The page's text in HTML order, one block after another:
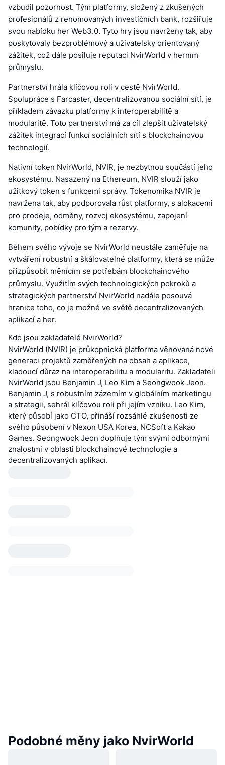
vzbudil pozornost. Tým platformy, složený z zkušených
profesionálů z renomovaných investičních bank, rozšiřuje
svou nabídku her Web3.0. Tyto hry jsou navrženy tak, aby
poskytovaly bezproblémový a uživatelsky orientovaný
zážitek, což dále posiluje reputaci NvirWorld v herním
průmyslu.
Partnerství hrála klíčovou roli v cestě NvirWorld.
Spolupráce s Farcaster, decentralizovanou sociální sítí, je
příkladem závazku platformy k interoperabilitě a
modularitě. Toto partnerství má za cíl zlepšit uživatelský
zážitek integrací funkcí sociálních sítí s blockchainovou
technologií.
Nativní token NvirWorld, NVIR, je nezbytnou součástí jeho
ekosystému. Nasazený na Ethereum, NVIR slouží jako
užitkový token s funkcemi správy. Tokenomika NVIR je
navržena tak, aby podporovala růst platformy, s alokacemi
pro prodeje, odměny, rozvoj ekosystému, zapojení
komunity, pobídky pro tým a rezervy.
Během svého vývoje se NvirWorld neustále zaměřuje na
vytváření robustní a škálovatelné platformy, která se může
přizpůsobit měnícím se potřebám blockchainového
průmyslu. Využitím svých technologických pokroků a
strategických partnerství NvirWorld nadále posouvá
hranice toho, co je možné ve světě decentralizovaných
aplikací a her.
Kdo jsou zakladatelé NvirWorld?
NvirWorld (NVIR) je průkopnická platforma věnovaná nové
generaci projektů zaměřených na obsah a aplikace,
kladoucí důraz na interoperabilitu a modularitu. Zakladateli
NvirWorld jsou Benjamin J, Leo Kim a Seongwook Jeon.
Benjamin J, s robustním zázemím v globálním marketingu
a strategii, sehrál klíčovou roli při jejím vzniku. Leo Kim,
který působí jako CTO, přináší rozsáhlé zkušenosti ze
svého působení v Nexon USA Korea, NCSoft a Kakao
Games. Seongwook Jeon doplňuje tým svými odbornými
znalostmi v oblasti blockchainové technologie a
decentralizovaných aplikací.
Podobné měny jako NvirWorld